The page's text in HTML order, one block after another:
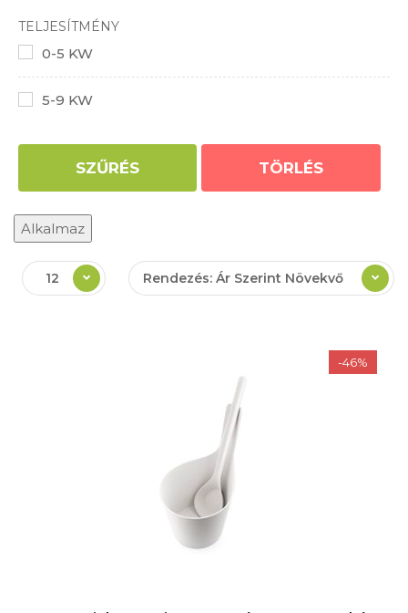
TELJESÍTMÉNY
0-5 KW
5-9 KW
SZŰRÉS TÖRLÉS
Alkalmaz
Rendezés: Ár Szerint Növekvő
12
-46%